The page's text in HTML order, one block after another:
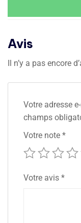
Avis
Il n’y a pas encore
Votre adresse
champs
Votre note *
Votre avis *